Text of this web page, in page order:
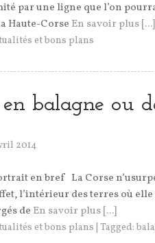
par une ligne que l’on
Haute-Corse En savoir plus [...]
et bons plans
balagne ou
2014
en bref La Corse
l’intérieur des terres où
de En savoir plus [...]
et bons plans Tagged: